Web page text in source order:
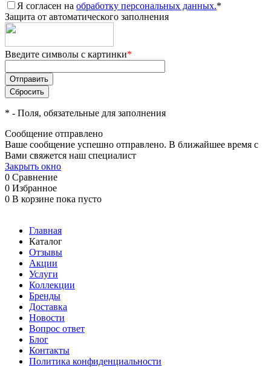
Я согласен на обработку персональных данных.*
Защита от автоматического заполнения
Введите символы с картинки*
* - Поля, обязательные для заполнения
Сообщение отправлено
Ваше сообщение успешно отправлено. В ближайшее время с
Вами свяжется наш специалист
Закрыть окно
0 Сравнение
0 Избранное
0 В корзине пока пусто
Главная
Каталог
Отзывы
Акции
Услуги
Коллекции
Бренды
Доставка
Новости
Вопрос ответ
Блог
Контакты
Политика конфиденциальности